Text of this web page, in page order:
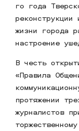
го года
жизни города
настроение
В честь
«Правила
протяжении
журналистов